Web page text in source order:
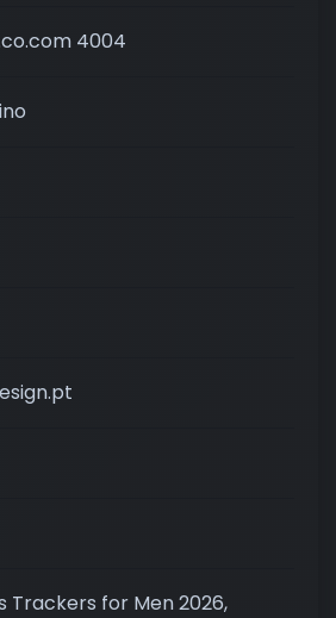
4004
Trackers for Men 2026,